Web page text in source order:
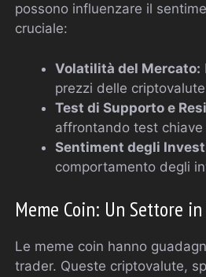
possono influenzare il
cruciale:
Volatilità del Mercato:
prezzi delle
Test di Supporto e
affrontando test
Sentiment degli
comportamento degli
Meme Coin: Un Settore
Le meme coin hanno
trader. Queste criptovalute,